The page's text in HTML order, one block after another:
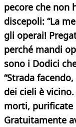
pecore che non
discepoli: “La
gli operai!
perché mandi
sono i Dodici
“Strada
dei cieli è
morti, purificate
Gratuitamente